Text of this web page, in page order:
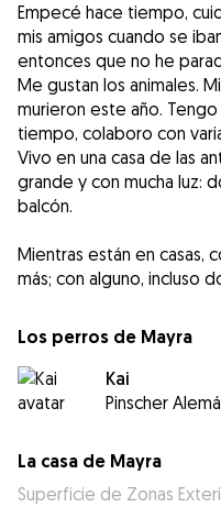
Empecé hace tiempo,
mis amigos cuando se
entonces que no he
Me gustan los animales.
murieron este año.
tiempo, colaboro con
Vivo en una casa de las
grande y con mucha luz:
balcón.
Mientras están en casas,
más; con alguno, incluso
Los perros de Mayra
Kai
Pinscher
La casa de Mayra
Superficie de Zonas